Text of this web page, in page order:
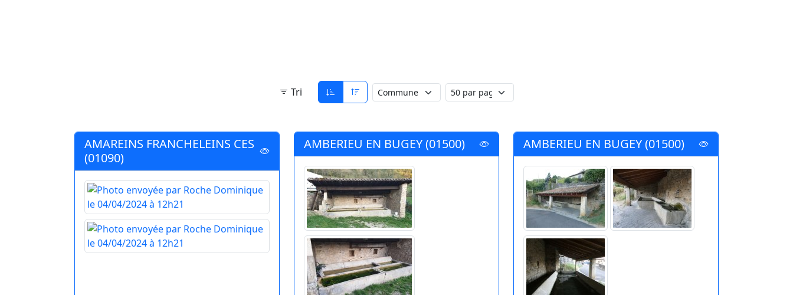
Tri
AMAREINS FRANCHELEINS CES
(01090)
AMBERIEU EN BUGEY (01500) AMBERIEU EN BUGEY (01500)